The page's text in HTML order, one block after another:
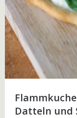
Datteln und